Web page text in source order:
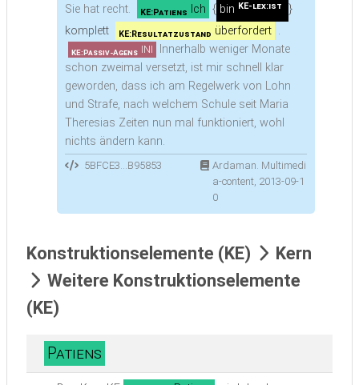
Sie hat recht. KE:Patiens Ich { bin KE-lex:ist
}
komplett
KE:Resultatzustand überfordert .
KE:Passiv-Agens INI
Innerhalb weniger Monate
schon zweimal versetzt, ist mir schnell klar
geworden, dass ich am Regelwerk von Lohn
und Strafe, nach welchem Schule seit Maria
Theresias Zeiten nun mal funktioniert, wohl
nichts ändern kann.
5BFCE3...B95853
Ardaman. Multimedi
a-content, 2013-09-1
0
Konstruktionselemente (KE)
Kern
Weitere Konstruktionselemente
(KE)
Patiens